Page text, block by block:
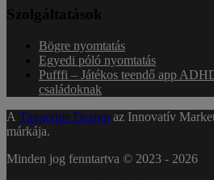
Szolgáltatások
Bögre nyomtatás
Egyedi póló nyomtatás
Pufffi – Játékos teendő app
családoknak
A Tangerine Design az Innovatív
márkája.
Minden jog fenntartva © 2023 - 2026